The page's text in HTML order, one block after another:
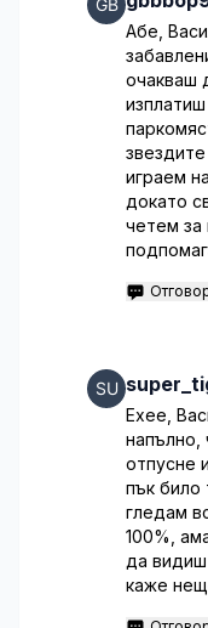
Абе,
очакваш
играем
докато
четем за
Ехее,
напълно,
отпусне
пък било
гледам
100%,
да
каже